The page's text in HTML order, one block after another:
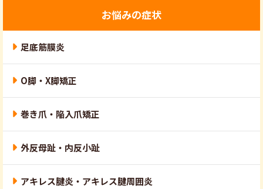
お悩みの症状
足底筋膜炎
O脚・X脚矯正
巻き爪・陥入爪矯正
外反母趾・内反小趾
アキレス腱炎・アキレス腱周囲炎